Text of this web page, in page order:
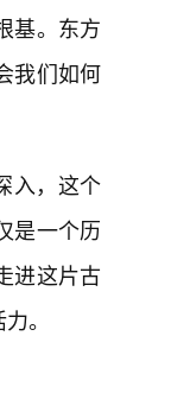
基。东方
我们如何
入，这个
是一个历
进这片古
。